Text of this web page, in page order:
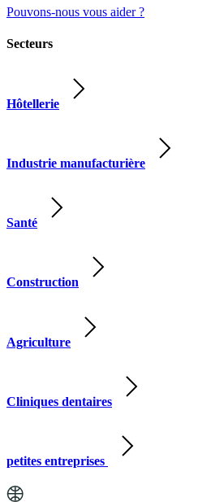
Pouvons-nous vous aider ?
Secteurs
Hôtellerie
Industrie manufacturière
Santé
Construction
Agriculture
Cliniques dentaires
petites entreprises